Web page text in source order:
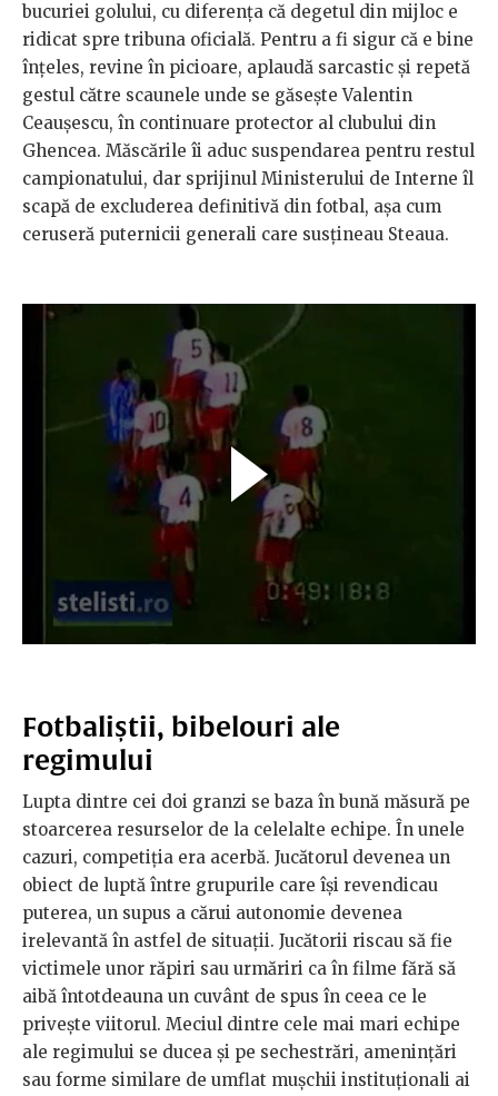
bucuriei golului, cu diferența că degetul din mijloc e
ridicat spre tribuna oficială. Pentru a fi sigur că e bine
înțeles, revine în picioare, aplaudă sarcastic și repetă
gestul către scaunele unde se găsește Valentin
Ceaușescu, în continuare protector al clubului din
Ghencea. Măscările îi aduc suspendarea pentru restul
campionatului, dar sprijinul Ministerului de Interne îl
scapă de excluderea definitivă din fotbal, așa cum
ceruseră puternicii generali care susțineau Steaua.
Fotbaliștii, bibelouri ale
regimului
Lupta dintre cei doi granzi se baza în bună măsură pe
stoarcerea resurselor de la celelalte echipe. În unele
cazuri, competiția era acerbă. Jucătorul devenea un
obiect de luptă între grupurile care își revendicau
puterea, un supus a cărui autonomie devenea
irelevantă în astfel de situații. Jucătorii riscau să fie
victimele unor răpiri sau urmăriri ca în filme fără să
aibă întotdeauna un cuvânt de spus în ceea ce le
privește viitorul. Meciul dintre cele mai mari echipe
ale regimului se ducea și pe sechestrări, amenințări
sau forme similare de umflat mușchii instituționali ai